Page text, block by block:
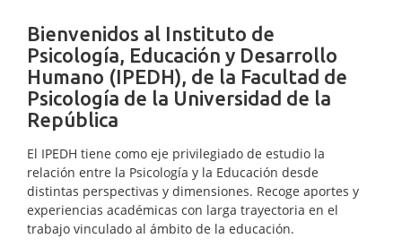
Bienvenidos al Instituto de
Psicología, Educación y Desarrollo
Humano (IPEDH), de la Facultad de
Psicología de la Universidad de la
República
El IPEDH tiene como eje privilegiado de estudio la
relación entre la Psicología y la Educación desde
distintas perspectivas y dimensiones. Recoge aportes y
experiencias académicas con larga trayectoria en el
trabajo vinculado al ámbito de la educación.